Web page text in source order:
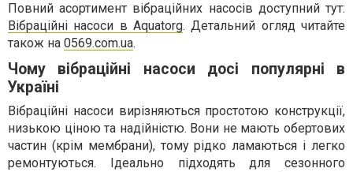
Повний асортимент вібраційних насосів доступний тут:
Вібраційні насоси в Aquatorg. Детальний огляд читайте
також на 0569.com.ua.
Чому вібраційні насоси досі популярні в
Україні
Вібраційні насоси вирізняються простотою конструкції,
низькою ціною та надійністю. Вони не мають обертових
частин (крім мембрани), тому рідко ламаються і легко
ремонтуються. Ідеально підходять для сезонного